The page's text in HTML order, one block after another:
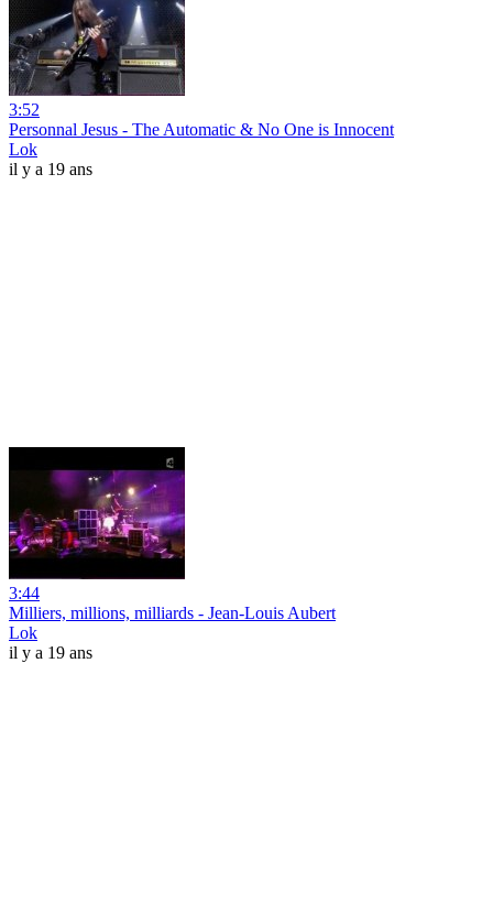
3:52
Personnal Jesus - The Automatic & No One is Innocent
Lok
il y a 19 ans
3:44
Milliers, millions, milliards - Jean-Louis Aubert
Lok
il y a 19 ans